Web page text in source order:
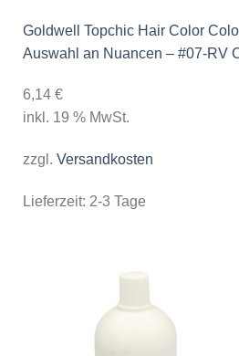
Goldwell Topchic Hair Color
Auswahl an Nuancen – #07-RV
6,14 €
inkl. 19 % MwSt.
zzgl. Versandkosten
Lieferzeit: 2-3 Tage